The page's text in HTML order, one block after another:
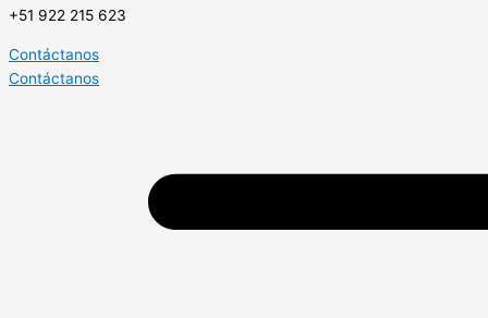
+51 922 215 623
Contáctanos
Contáctanos